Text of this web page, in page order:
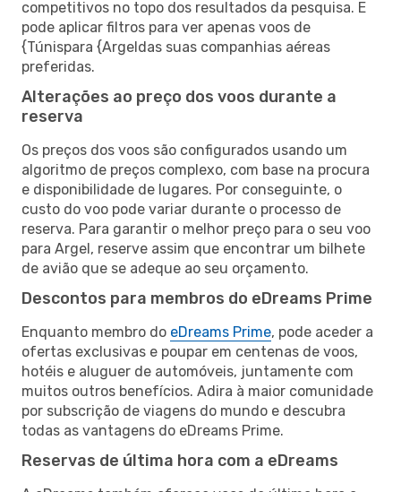
competitivos no topo dos resultados da pesquisa. E
pode aplicar filtros para ver apenas voos de
{Túnispara {Argeldas suas companhias aéreas
preferidas.
Alterações ao preço dos voos durante a
reserva
Os preços dos voos são configurados usando um
algoritmo de preços complexo, com base na procura
e disponibilidade de lugares. Por conseguinte, o
custo do voo pode variar durante o processo de
reserva. Para garantir o melhor preço para o seu voo
para Argel, reserve assim que encontrar um bilhete
de avião que se adeque ao seu orçamento.
Descontos para membros do eDreams Prime
Enquanto membro do eDreams Prime, pode aceder a
ofertas exclusivas e poupar em centenas de voos,
hotéis e aluguer de automóveis, juntamente com
muitos outros benefícios. Adira à maior comunidade
por subscrição de viagens do mundo e descubra
todas as vantagens do eDreams Prime.
Reservas de última hora com a eDreams